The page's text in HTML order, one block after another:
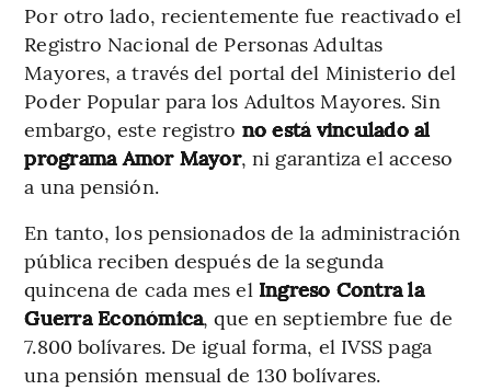
Por otro lado, recientemente fue reactivado el
Registro Nacional de Personas Adultas
Mayores, a través del portal del Ministerio del
Poder Popular para los Adultos Mayores. Sin
embargo, este registro no está vinculado al
programa Amor Mayor, ni garantiza el acceso
a una pensión.
En tanto, los pensionados de la administración
pública reciben después de la segunda
quincena de cada mes el Ingreso Contra la
Guerra Económica, que en septiembre fue de
7.800 bolívares. De igual forma, el IVSS paga
una pensión mensual de 130 bolívares.